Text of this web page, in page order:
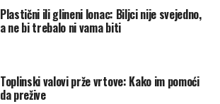
Plastični ili glineni lonac: Biljci nije svejedno,
a ne bi trebalo ni vama biti
Toplinski valovi prže vrtove: Kako im pomoći
da prežive